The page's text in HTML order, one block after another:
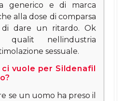
generico e di marca
alla dose di comparsa
di dare un ritardo. Ok
nellindustria
sessuale.
vuole per Sildenafil
se un uomo ha preso il